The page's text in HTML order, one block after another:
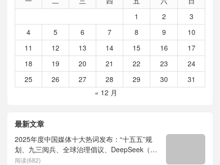
1
2
3
4
5 6 7 8 9
10
11
12 13 14 15 16
17
18
19 20 21 22 23
24
25
26 27 28 29 30
31
« 12 月
最新文章
2025年度中国媒体十大热词发布：“十五五”规
划、九三阅兵、全球治理倡议、DeepSeek（深
度求索）、人形机器人、苏超、票根经济、育
阅读(682)